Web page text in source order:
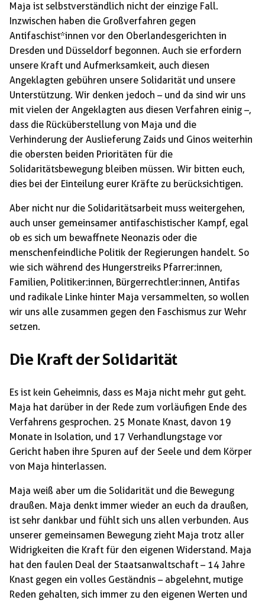
Maja ist selbstverständlich nicht der einzige Fall.
Inzwischen haben die Großverfahren gegen
Antifaschist*innen vor den Oberlandesgerichten in
Dresden und Düsseldorf begonnen. Auch sie erfordern
unsere Kraft und Aufmerksamkeit, auch diesen
Angeklagten gebühren unsere Solidarität und unsere
Unterstützung. Wir denken jedoch – und da sind wir uns
mit vielen der Angeklagten aus diesen Verfahren einig –,
dass die Rücküberstellung von Maja und die
Verhinderung der Auslieferung Zaids und Ginos weiterhin
die obersten beiden Prioritäten für die
Solidaritätsbewegung bleiben müssen. Wir bitten euch,
dies bei der Einteilung eurer Kräfte zu berücksichtigen.
Aber nicht nur die Solidaritätsarbeit muss weitergehen,
auch unser gemeinsamer antifaschistischer Kampf, egal
ob es sich um bewaffnete Neonazis oder die
menschenfeindliche Politik der Regierungen handelt. So
wie sich während des Hungerstreiks Pfarrer:innen,
Familien, Politiker:innen, Bürgerrechtler:innen, Antifas
und radikale Linke hinter Maja versammelten, so wollen
wir uns alle zusammen gegen den Faschismus zur Wehr
setzen.
Die Kraft der Solidarität
Es ist kein Geheimnis, dass es Maja nicht mehr gut geht.
Maja hat darüber in der Rede zum vorläufigen Ende des
Verfahrens gesprochen. 25 Monate Knast, davon 19
Monate in Isolation, und 17 Verhandlungstage vor
Gericht haben ihre Spuren auf der Seele und dem Körper
von Maja hinterlassen.
Maja weiß aber um die Solidarität und die Bewegung
draußen. Maja denkt immer wieder an euch da draußen,
ist sehr dankbar und fühlt sich uns allen verbunden. Aus
unserer gemeinsamen Bewegung zieht Maja trotz aller
Widrigkeiten die Kraft für den eigenen Widerstand. Maja
hat den faulen Deal der Staatsanwaltschaft – 14 Jahre
Knast gegen ein volles Geständnis – abgelehnt, mutige
Reden gehalten, sich immer zu den eigenen Werten und